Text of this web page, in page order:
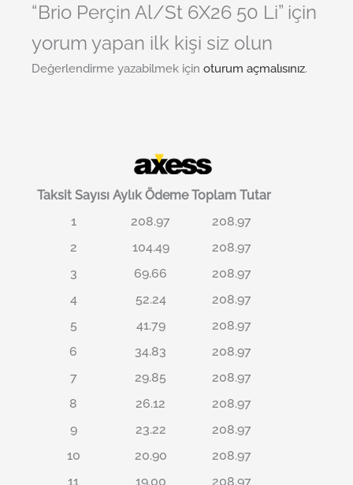
“Brio Perçin Al/St 6X26 50 Li” için
yorum yapan ilk kişi siz olun
Değerlendirme yazabilmek için oturum açmalısınız.
Taksit Sayısı Aylık Ödeme Toplam Tutar
1
208.97
208.97
2
104.49
208.97
3
69.66
208.97
4
52.24
208.97
5
41.79
208.97
6
34.83
208.97
7
29.85
208.97
8
26.12
208.97
9
23.22
208.97
10
20.90
208.97
11
19.00 208.97